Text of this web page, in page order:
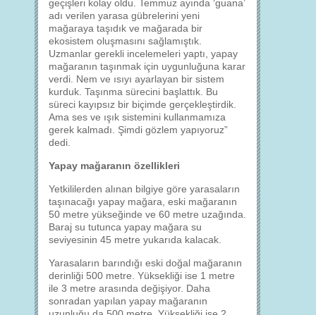
geçişleri kolay oldu. Temmuz ayında ‘guana’
adı verilen yarasa gübrelerini yeni
mağaraya taşıdık ve mağarada bir
ekosistem oluşmasını sağlamıştık.
Uzmanlar gerekli incelemeleri yaptı, yapay
mağaranın taşınmak için uygunluğuna karar
verdi. Nem ve ısıyı ayarlayan bir sistem
kurduk. Taşınma sürecini başlattık. Bu
süreci kayıpsız bir biçimde gerçekleştirdik.
Ama ses ve ışık sistemini kullanmamıza
gerek kalmadı. Şimdi gözlem yapıyoruz”
dedi.
Yapay mağaranın özellikleri
Yetkililerden alınan bilgiye göre yarasaların
taşınacağı yapay mağara, eski mağaranın
50 metre yükseğinde ve 60 metre uzağında.
Baraj su tutunca yapay mağara su
seviyesinin 45 metre yukarıda kalacak.
Yarasaların barındığı eski doğal mağaranın
derinliği 500 metre. Yüksekliği ise 1 metre
ile 3 metre arasında değişiyor. Daha
sonradan yapılan yapay mağaranın